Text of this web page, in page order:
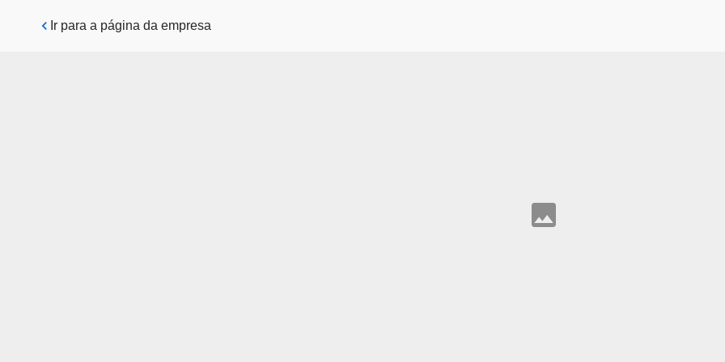
Pular para o conteúdo principal
Ir para a página da empresa